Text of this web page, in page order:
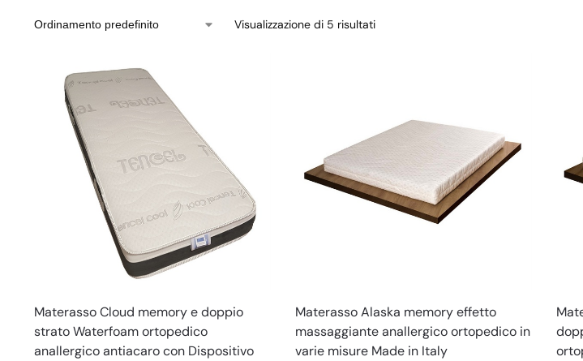
Visualizzazione di 5 risultati
Materasso Cloud memory e doppio
strato Waterfoam ortopedico
anallergico antiacaro con Dispositivo
Materasso Alaska memory effetto
massaggiante anallergico ortopedico in
varie misure Made in Italy